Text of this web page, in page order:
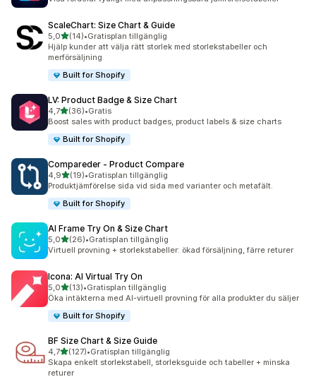
ScaleChart: Size Chart & Guide
5,0av 5 stjärnor
(14)
14 recensioner totalt
•Gratisplan tillgänglig
Hjälp kunder att välja rätt storlek med storlekstabeller och
merförsäljning
Built for Shopify
LV: Product Badge & Size Chart
4,7av 5 stjärnor
(36)
36 recensioner totalt
•Gratis
Boost sales with product badges, product labels & size charts
Built for Shopify
Compareder ‑ Product Compare
4,9av 5 stjärnor
(19)
19 recensioner totalt
•Gratisplan tillgänglig
Produktjämförelse sida vid sida med varianter och metafält.
Built for Shopify
AI Frame Try On & Size Chart
5,0av 5 stjärnor
(26)
26 recensioner totalt
•Gratisplan tillgänglig
Virtuell provning + storlekstabeller: ökad försäljning, färre returer
Icona: AI Virtual Try On
5,0av 5 stjärnor
(13)
13 recensioner totalt
•Gratisplan tillgänglig
Öka intäkterna med AI-virtuell provning för alla produkter du säljer
Built for Shopify
BF Size Chart & Size Guide
4,7av 5 stjärnor
(127)
127 recensioner totalt
•Gratisplan tillgänglig
Skapa enkelt storlekstabell, storleksguide och tabeller + minska
returer